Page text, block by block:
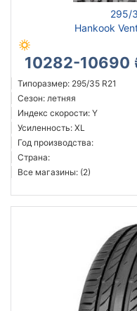
295/
Hankook
10282-10690
Типоразмер: 295/35 R21
Сезон: летняя
Индекс скорости: Y
Усиленность: XL
Год производства:
Страна:
Все магазины: (2)